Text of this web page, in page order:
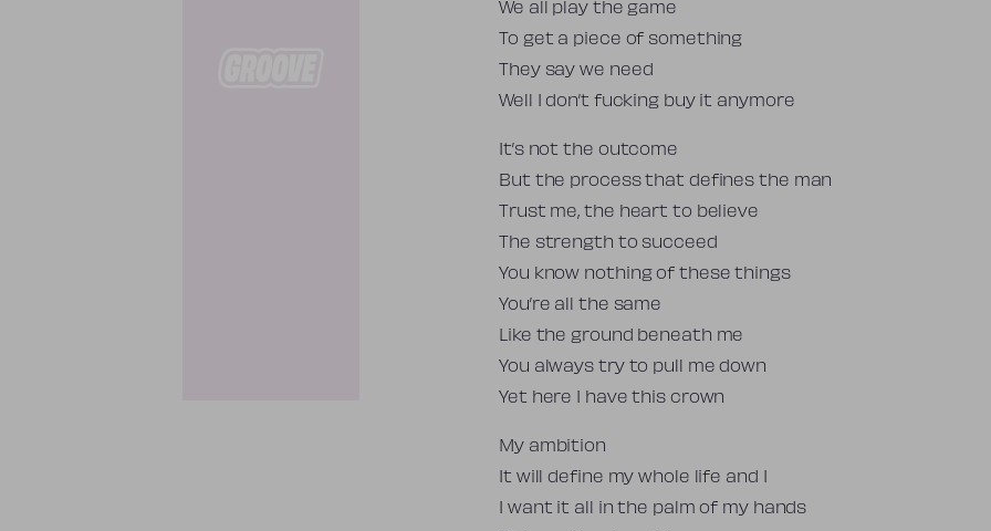
We all play the game
To get a piece of something
They say we need
Well I don’t fucking buy it anymore
It’s not the outcome
But the process that defines the man
Trust me, the heart to believe
The strength to succeed
You know nothing of these things
You’re all the same
Like the ground beneath me
You always try to pull me down
Yet here I have this crown
My ambition
It will define my whole life and I
I want it all in the palm of my hands